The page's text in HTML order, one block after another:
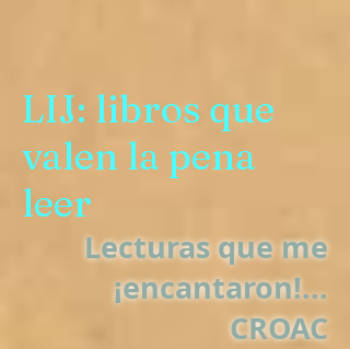
LIJ: libros que
valen la pena
leer
Lecturas que me
¡encantaron!...
CROAC